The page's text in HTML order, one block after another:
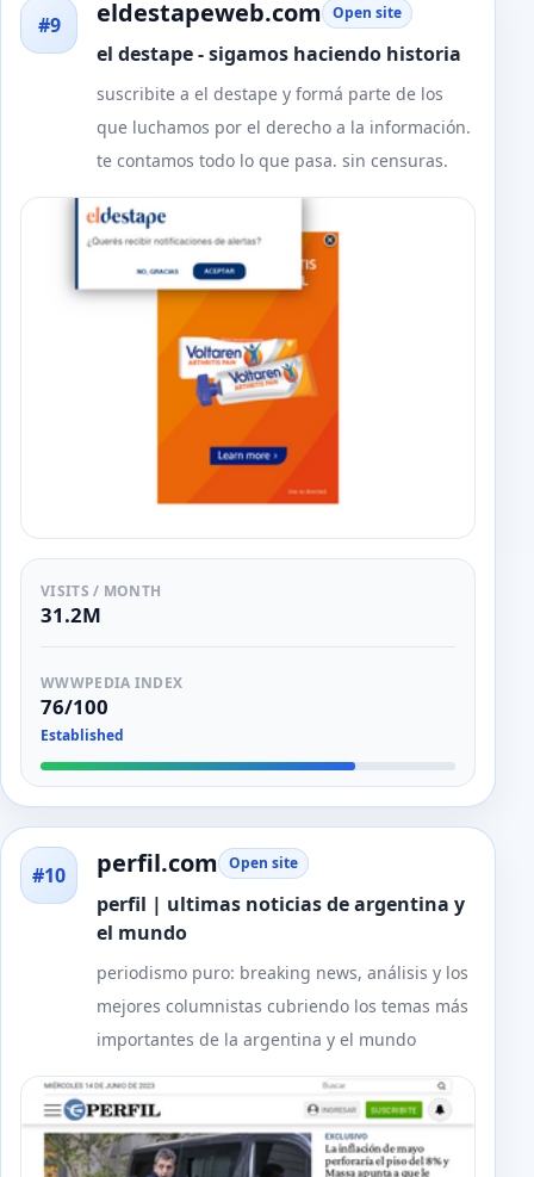
#9 eldestapeweb.com Open site
el destape - sigamos haciendo historia
suscribite a el destape y formá parte de los
que luchamos por el derecho a la información.
te contamos todo lo que pasa. sin censuras.
VISITS / MONTH
31.2M
WWWPEDIA INDEX
76/100
Established
#10 perfil.com Open site
perfil | ultimas noticias de argentina y
el mundo
periodismo puro: breaking news, análisis y los
mejores columnistas cubriendo los temas más
importantes de la argentina y el mundo